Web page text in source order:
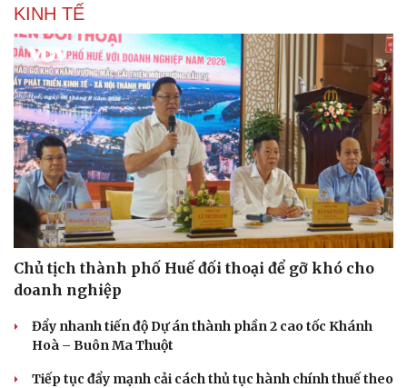
KINH TẾ
Chủ tịch thành phố Huế đối thoại để gỡ khó cho
doanh nghiệp
Đẩy nhanh tiến độ Dự án thành phần 2 cao tốc Khánh
Hoà – Buôn Ma Thuột
Tiếp tục đẩy mạnh cải cách thủ tục hành chính thuế theo